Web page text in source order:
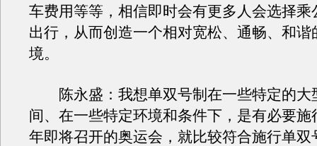
车费用等等，相信即时会有更多人会选择乘
出行，从而创造一个相对宽松、通畅、和谐
境。
陈永盛：我想单双号制在一些特定的大
间、在一些特定环境和条件下，是有必要施
年即将召开的奥运会，就比较符合施行单双